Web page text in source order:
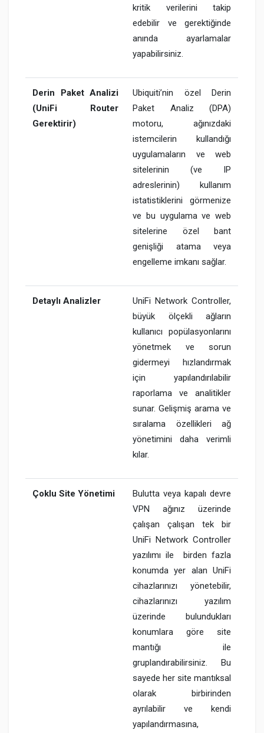
kritik verilerini takip
edebilir ve gerektiğinde
anında ayarlamalar
yapabilirsiniz.
Derin Paket Analizi
(UniFi Router
Gerektirir)
Ubiquiti’nin özel Derin
Paket Analiz (DPA)
motoru, ağınızdaki
istemcilerin kullandığı
uygulamaların ve web
sitelerinin (ve IP
adreslerinin) kullanım
istatistiklerini görmenize
ve bu uygulama ve web
sitelerine özel bant
genişliği atama veya
engelleme imkanı sağlar.
Detaylı Analizler
UniFi Network Controller,
büyük ölçekli ağların
kullanıcı popülasyonlarını
yönetmek ve sorun
gidermeyi hızlandırmak
için yapılandırılabilir
raporlama ve analitikler
sunar. Gelişmiş arama ve
sıralama özellikleri ağ
yönetimini daha verimli
kılar.
Çoklu Site Yönetimi
Bulutta veya kapalı devre
VPN ağınız üzerinde
çalışan çalışan tek bir
UniFi Network Controller
yazılımı ile birden fazla
konumda yer alan UniFi
cihazlarınızı yönetebilir,
cihazlarınızı yazılım
üzerinde bulundukları
konumlara göre site
mantığı ile
gruplandırabilirsiniz. Bu
sayede her site mantıksal
olarak birbirinden
ayrılabilir ve kendi
yapılandırmasına,